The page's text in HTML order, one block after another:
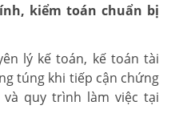
kiểm toán chuẩn bị
lý kế toán, kế toán tài
túng khi tiếp cận chứng
quy trình làm việc tại